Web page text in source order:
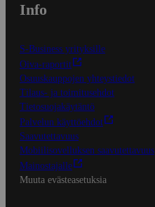
Info
S-Business yrityksille
Oiva-raportit
Osuuskauppojen yhteystiedot
Tilaus- ja toimitusehdot
Tietosuojakäytäntö
Palvelun käyttöehdot
Saavutettavuus
Mobiilisovelluksen saavutettavuus
Mainostajalle
Muuta evästeasetuksia